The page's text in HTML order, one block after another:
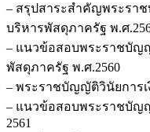
– สรุปสาระสำคัญพระรา
บริหารพัสดุภาครัฐ พ.ศ
– แนวข้อสอบพระราชบัญ
พัสดุภาครัฐ พ.ศ.2560
– พระราชบัญญัติวินัยการเ
– แนวข้อสอบพระราชบัญ
2561